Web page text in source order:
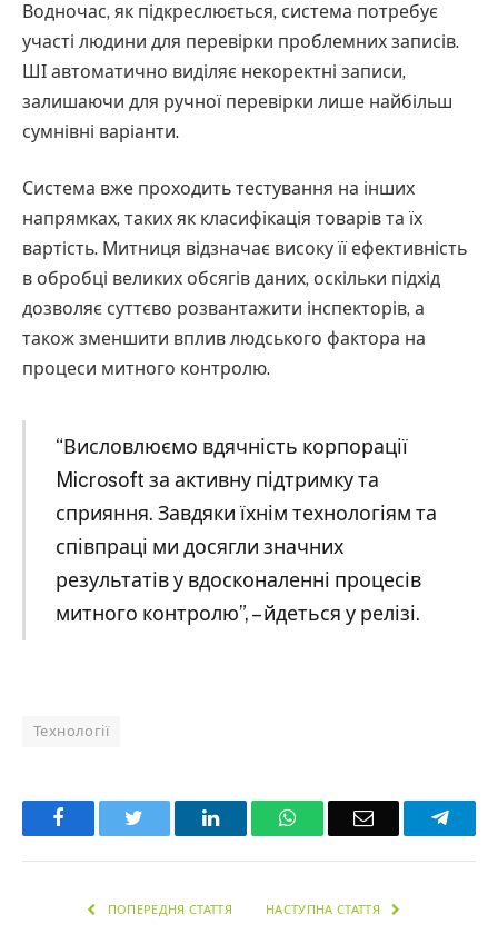
Водночас, як підкреслюється, система потребує
участі людини для перевірки проблемних записів.
ШІ автоматично виділяє некоректні записи,
залишаючи для ручної перевірки лише найбільш
сумнівні варіанти.
Система вже проходить тестування на інших
напрямках, таких як класифікація товарів та їх
вартість. Митниця відзначає високу її ефективність
в обробці великих обсягів даних, оскільки підхід
дозволяє суттєво розвантажити інспекторів, а
також зменшити вплив людського фактора на
процеси митного контролю.
“Висловлюємо вдячність корпорації
Microsoft за активну підтримку та
сприяння. Завдяки їхнім технологіям та
співпраці ми досягли значних
результатів у вдосконаленні процесів
митного контролю”, – йдеться у релізі.
Технології
Facebook LinkedInWhatsAppEmail
ПОПЕРЕДНЯ СТАТТЯ НАСТУПНА СТАТТЯ